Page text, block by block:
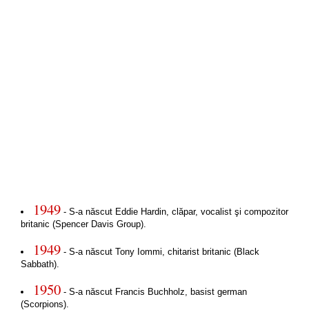
1949- S-a născut Eddie Hardin, clăpar, vocalist şi compozitor
britanic (Spencer Davis Group).
1949- S-a născut Tony Iommi, chitarist britanic (Black
Sabbath).
1950- S-a născut Francis Buchholz, basist german
(Scorpions).